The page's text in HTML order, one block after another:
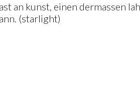
an kunst, einen dermassen
(starlight)